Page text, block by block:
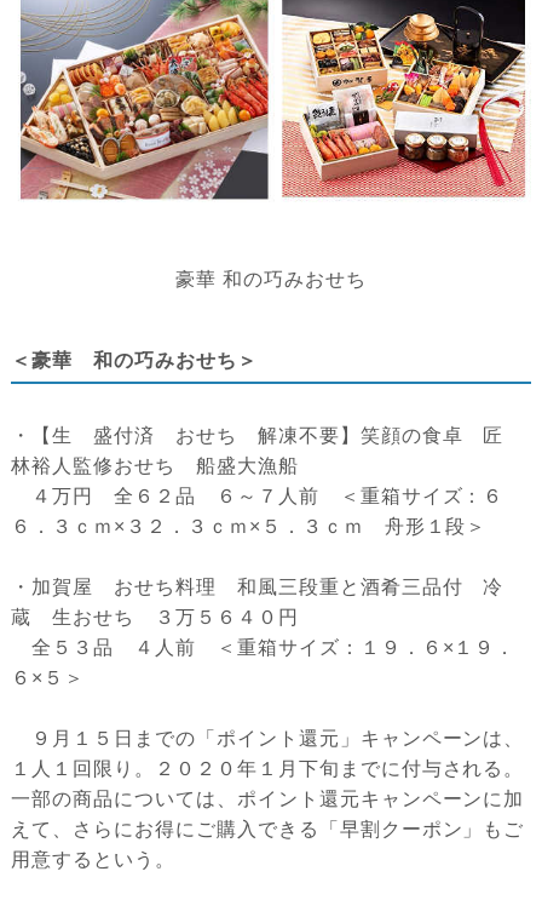
豪華 和の巧みおせち
＜豪華 和の巧みおせち＞
・【生 盛付済 おせち 解凍不要】笑顔の食卓 匠
林裕人監修おせち 船盛大漁船
４万円 全６２品 ６～７人前 ＜重箱サイズ：６
６．３ｃｍ×３２．３ｃｍ×５．３ｃｍ 舟形１段＞
・加賀屋 おせち料理 和風三段重と酒肴三品付 冷
蔵 生おせち ３万５６４０円
全５３品 ４人前 ＜重箱サイズ：１９．６×１９．
６×５＞
９月１５日までの「ポイント還元」キャンペーンは、
１人１回限り。２０２０年１月下旬までに付与される。
一部の商品については、ポイント還元キャンペーンに加
えて、さらにお得にご購入できる「早割クーポン」もご
用意するという。